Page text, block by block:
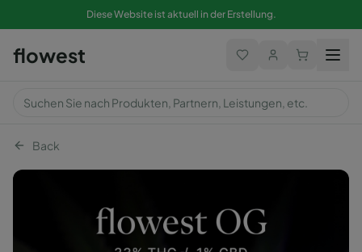
Diese Website ist aktuell in der Erstellung.
flowest
Back